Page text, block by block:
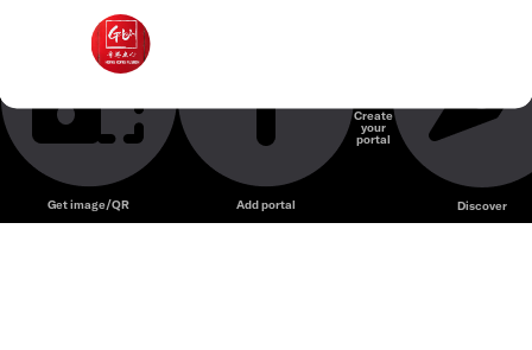
Unmute
Get image/QR Add portal
Create
your
portal
Discover